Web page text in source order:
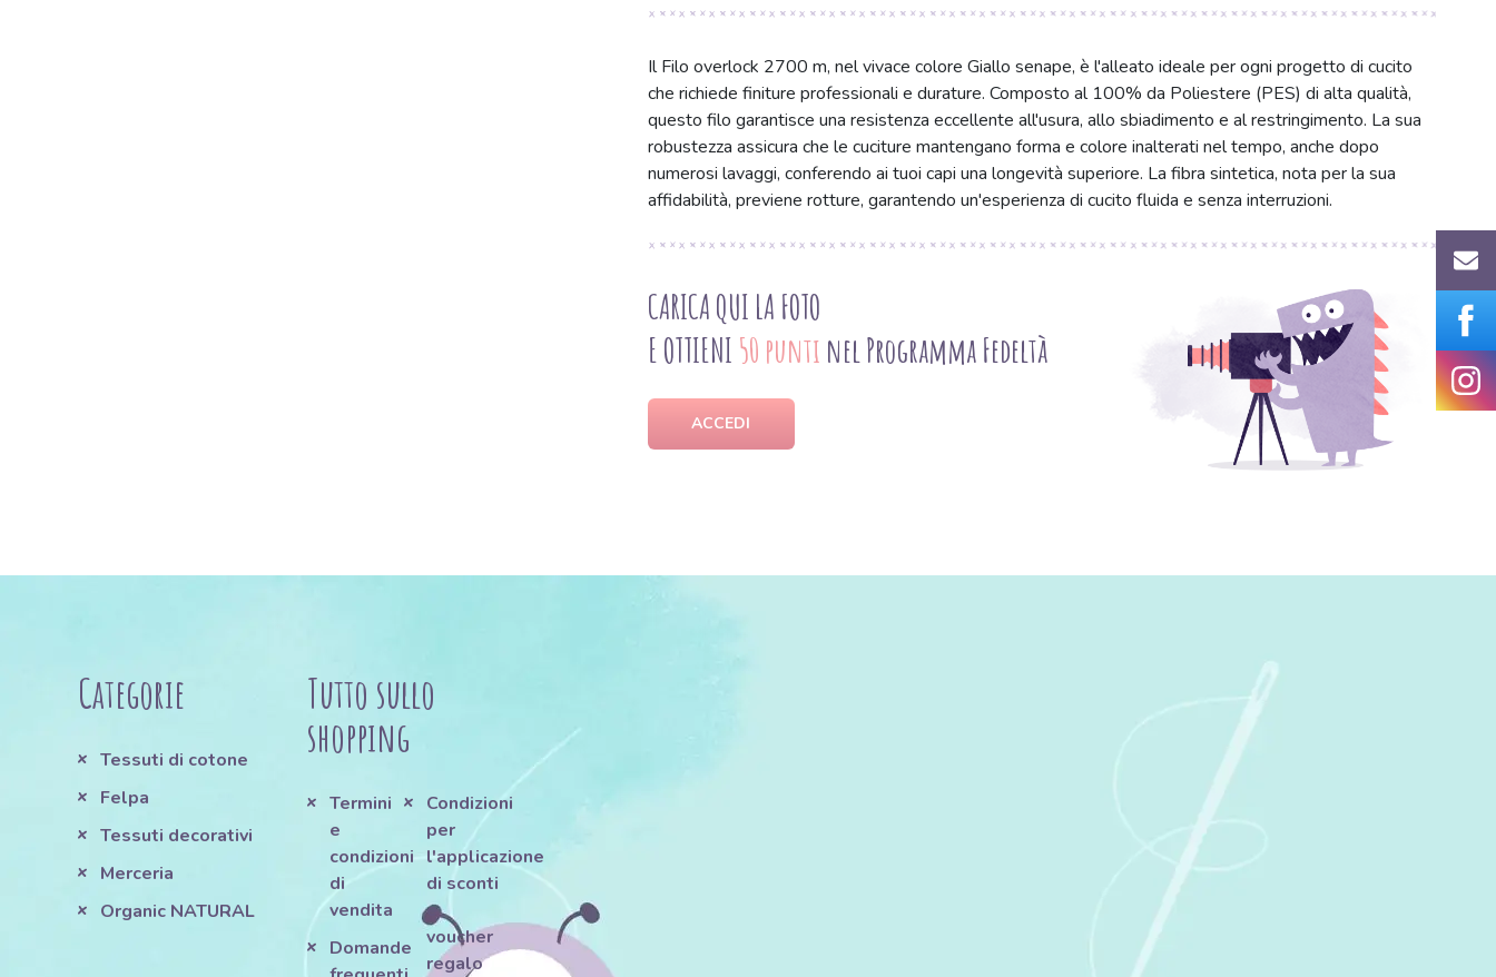
Il Filo overlock 2700 m, nel vivace colore Giallo senape, è l'alleato ideale per ogni progetto di cucito
che richiede finiture professionali e durature. Composto al 100% da Poliestere (PES) di alta qualità,
questo filo garantisce una resistenza eccellente all'usura, allo sbiadimento e al restringimento. La sua
robustezza assicura che le cuciture mantengano forma e colore inalterati nel tempo, anche dopo
numerosi lavaggi, conferendo ai tuoi capi una longevità superiore. La fibra sintetica, nota per la sua
affidabilità, previene rotture, garantendo un'esperienza di cucito fluida e senza interruzioni.
CARICA QUI LA FOTO
E OTTIENI 50 punti nel Programma Fedeltà
ACCEDI
Categorie
Tessuti di cotone
Felpa
Tessuti decorativi
Merceria
Organic NATURAL
Tutto sullo
shopping
Termini
e
condizioni
di
vendita
Domande
Condizioni
per
l'applicazione
di sconti
e
voucher
regalo